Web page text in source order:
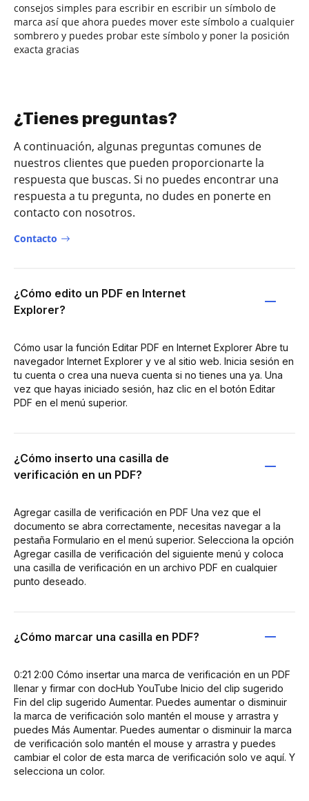
consejos simples para escribir en escribir un símbolo de
marca así que ahora puedes mover este símbolo a cualquier
sombrero y puedes probar este símbolo y poner la posición
exacta gracias
¿Tienes preguntas?
A continuación, algunas preguntas comunes de
nuestros clientes que pueden proporcionarte la
respuesta que buscas. Si no puedes encontrar una
respuesta a tu pregunta, no dudes en ponerte en
contacto con nosotros.
Contacto
¿Cómo edito un PDF en Internet
Explorer?
Cómo usar la función Editar PDF en Internet Explorer Abre tu
navegador Internet Explorer y ve al sitio web. Inicia sesión en
tu cuenta o crea una nueva cuenta si no tienes una ya. Una
vez que hayas iniciado sesión, haz clic en el botón Editar
PDF en el menú superior.
¿Cómo inserto una casilla de
verificación en un PDF?
Agregar casilla de verificación en PDF Una vez que el
documento se abra correctamente, necesitas navegar a la
pestaña Formulario en el menú superior. Selecciona la opción
Agregar casilla de verificación del siguiente menú y coloca
una casilla de verificación en un archivo PDF en cualquier
punto deseado.
¿Cómo marcar una casilla en PDF?
0:21 2:00 Cómo insertar una marca de verificación en un PDF
llenar y firmar con docHub YouTube Inicio del clip sugerido
Fin del clip sugerido Aumentar. Puedes aumentar o disminuir
la marca de verificación solo mantén el mouse y arrastra y
puedes Más Aumentar. Puedes aumentar o disminuir la marca
de verificación solo mantén el mouse y arrastra y puedes
cambiar el color de esta marca de verificación solo ve aquí. Y
selecciona un color.